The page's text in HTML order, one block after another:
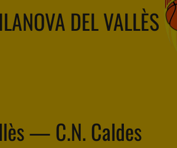
DEL VALLÈS
— C.N. Caldes